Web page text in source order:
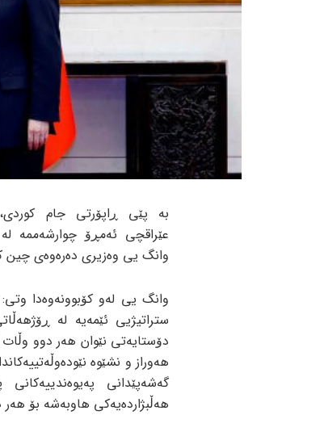
بە پێی ڕاپۆرتی جام
عێراقچی ئەمڕۆ چوارشەممە
وانگ یی وەزیری دەرەوەی چین
وانگ یی لەو کۆبوونەوەدا
ستراتیژیی ئێمەیە لە
دۆستایەتی نێوان هەر دوو وڵات
هەوراز و نشێوە
گەشەپێدانی
هەڵبژاردەیەکی هاوبەشە بۆ هەر